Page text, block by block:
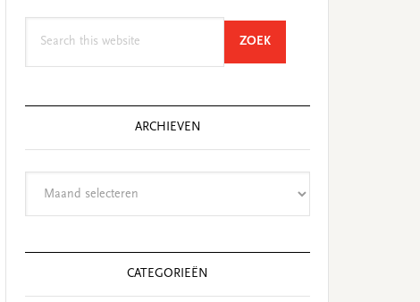
ZOEKSEARCH
ARCHIEVEN
CATEGORIEËN